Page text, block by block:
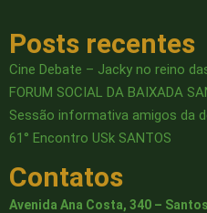
Posts recentes
Cine Debate – Jacky no reino
FORUM SOCIAL DA BAIXADA
Sessão informativa amigos da
61° Encontro USk SANTOS
Contatos
Avenida Ana Costa, 340 –